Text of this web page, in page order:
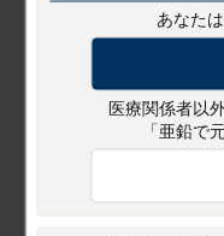
慢性肝疾患
は，しばし
鉛値が低い場
見・症状が
これら疾患で
ても，亜鉛
有害事象と
あなた
医療関係者以
「亜鉛で